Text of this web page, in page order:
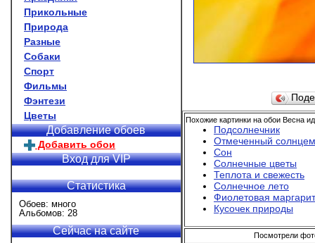
Прикольные
Природа
Разные
Собаки
Спорт
Фильмы
Фэнтези
Цветы
Добавление обоев
Добавить обои
Вход для VIP
Статистика
Обоев: много
Альбомов: 28
Сейчас на сайте
Похожие картинки на обои Весна
Подсолнечник
Отмеченный солнцем
Сон
Солнечные цветы
Теплота и свежесть
Солнечное лето
Фиолетовая
Кусочек природы
Посмотрели